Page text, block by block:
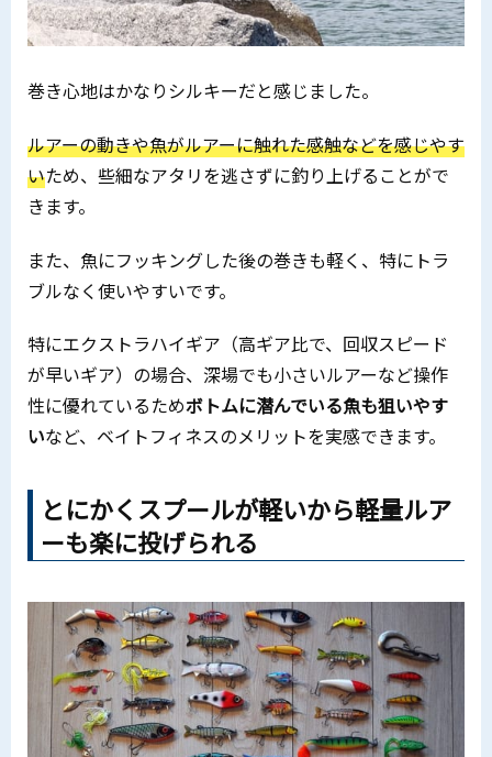
巻き心地はかなりシルキーだと感じました。
ルアーの動きや魚がルアーに触れた感触などを感じやす
いため、些細なアタリを逃さずに釣り上げることがで
きます。
また、魚にフッキングした後の巻きも軽く、特にトラ
ブルなく使いやすいです。
特にエクストラハイギア（高ギア比で、回収スピード
が早いギア）の場合、深場でも小さいルアーなど操作
性に優れているためボトムに潜んでいる魚も狙いやす
いなど、ベイトフィネスのメリットを実感できます。
とにかくスプールが軽いから軽量ルア
ーも楽に投げられる